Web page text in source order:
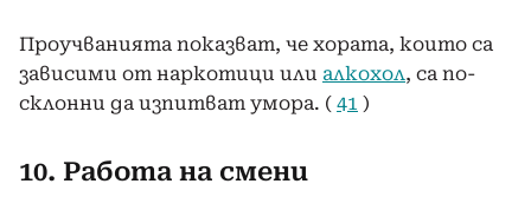
Проучванията показват, че хората, които са
зависими от наркотици или алкохол, са по-
склонни да изпитват умора. ( 41 )
10. Работа на смени